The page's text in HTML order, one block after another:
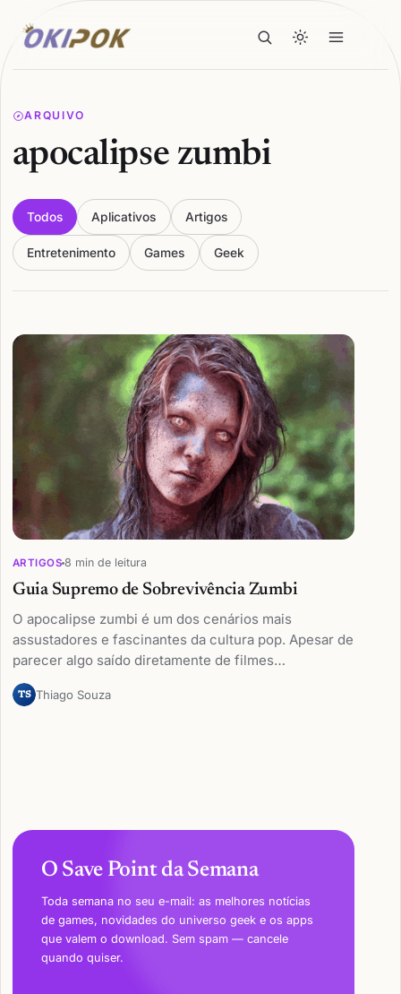
ARQUIVO
apocalipse zumbi
Todos Aplicativos Artigos
Entretenimento Games Geek
Articles
ARTIGOS 8 min de leitura
Guia Supremo de Sobrevivência Zumbi
O apocalipse zumbi é um dos cenários mais
assustadores e fascinantes da cultura pop. Apesar de
parecer algo saído diretamente de filmes…
TS Thiago Souza
O Save Point da Semana
Toda semana no seu e-mail: as melhores notícias
de games, novidades do universo geek e os apps
que valem o download. Sem spam — cancele
quando quiser.